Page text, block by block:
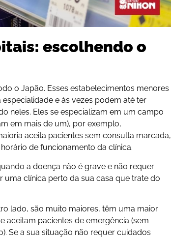
escolhendo o
o Japão. Esses estabelecimentos menores
e às vezes podem até ter
neles. Eles se especializam em um campo
em mais de um), por exemplo,
aceita pacientes sem consulta marcada,
de funcionamento da clínica.
a doença não é grave e não requer
uma clínica perto da sua casa que trate do
lado, são muito maiores, têm uma maior
e aceitam pacientes de emergência (sem
Se a sua situação não requer cuidados